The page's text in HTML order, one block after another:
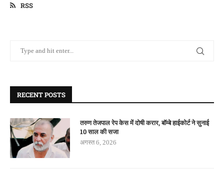
RSS
RECENT POSTS
तरुण तेजपाल रेप केस में दोषी करार, बॉम्बे हाईकोर्ट ने सुनाई
10 साल की सजा
अगस्त 6, 2026